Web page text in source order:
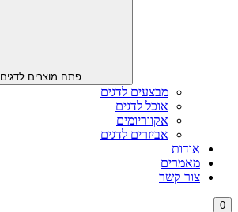
פתח מוצרים לדגים
מבצעים לדגים
אוכל לדגים
אקווריומים
אביזרים לדגים
אודות
מאמרים
צור קשר
0